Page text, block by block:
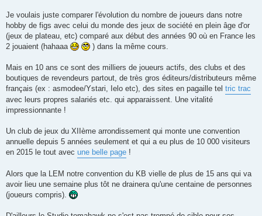
g
Je voulais juste comparer l'évolution du nombre de joueurs dans notre
hobby de figs avec celui du monde des jeux de société en plein âge d'or
(jeux de plateau, etc) comparé aux début des années 90 où en France les
2 jouaient (hahaaa
) dans la même cours.
Mais en 10 ans ce sont des milliers de joueurs actifs, des clubs et des
boutiques de revendeurs partout, de très gros éditeurs/distributeurs même
français (ex : asmodee/Ystari, Ielo etc), des sites en pagaille tel tric trac
avec leurs propres salariés etc. qui apparaissent. Une vitalité
impressionnante !
Un club de jeux du XIIème arrondissement qui monte une convention
annuelle depuis 5 années seulement et qui a eu plus de 10 000 visiteurs
en 2015 le tout avec une belle page !
Alors que la LEM notre convention du KB vielle de plus de 15 ans qui va
avoir lieu une semaine plus tôt ne drainera qu'une centaine de personnes
(joueurs compris).